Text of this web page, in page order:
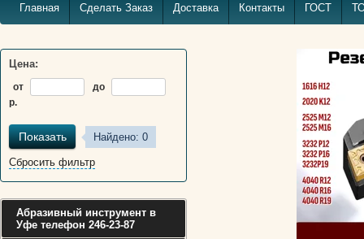
Главная Сделать Заказ Доставка Контакты ГОСТ
Цена:
от
до
р.
Показать Найдено: 0
Сбросить фильтр
Абразивный инструмент в
Уфе телефон 246-23-87